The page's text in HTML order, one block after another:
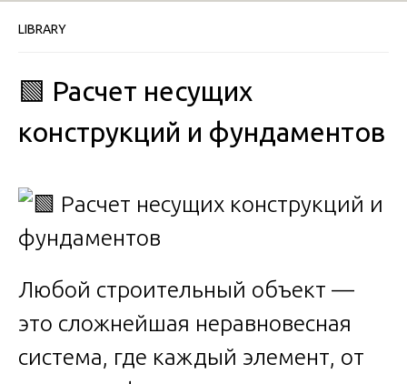
LIBRARY
🟩 Расчет несущих
конструкций и фундаментов
Любой строительный объект —
это сложнейшая неравновесная
система, где каждый элемент, от